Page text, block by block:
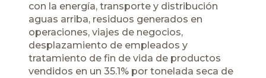
con la energía, transporte y distribución
aguas arriba, residuos generados en
operaciones, viajes de negocios,
desplazamiento de empleados y
tratamiento de fin de vida de productos
vendidos en un 35.1% por tonelada seca de